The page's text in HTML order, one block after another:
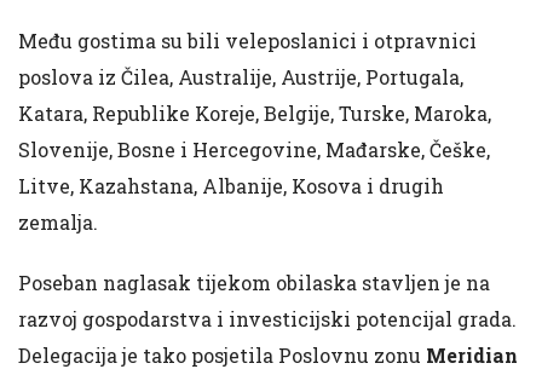
Među gostima su bili veleposlanici i otpravnici
poslova iz Čilea, Australije, Austrije, Portugala,
Katara, Republike Koreje, Belgije, Turske, Maroka,
Slovenije, Bosne i Hercegovine, Mađarske, Češke,
Litve, Kazahstana, Albanije, Kosova i drugih
zemalja.
Poseban naglasak tijekom obilaska stavljen je na
razvoj gospodarstva i investicijski potencijal grada.
Delegacija je tako posjetila Poslovnu zonu Meridian